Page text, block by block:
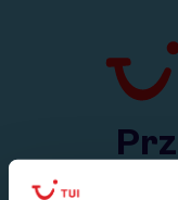
Przejdź do